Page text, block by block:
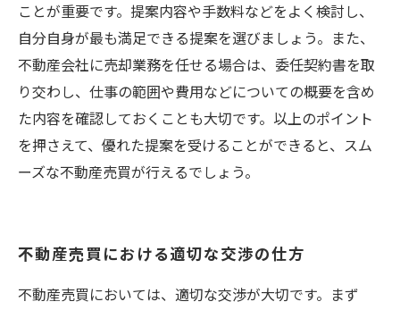
ことが重要です。提案内容や手数料などをよく検討し、
自分自身が最も満足できる提案を選びましょう。また、
不動産会社に売却業務を任せる場合は、委任契約書を取
り交わし、仕事の範囲や費用などについての概要を含め
た内容を確認しておくことも大切です。以上のポイント
を押さえて、優れた提案を受けることができると、スム
ーズな不動産売買が行えるでしょう。
不動産売買における適切な交渉の仕方
不動産売買においては、適切な交渉が大切です。まず